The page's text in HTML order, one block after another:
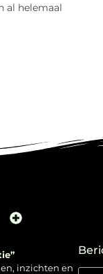
al helemaal
inzichten en